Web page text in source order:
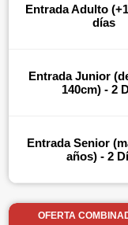
Entrada Adulto
días
Entrada Junior
140cm) - 2
Entrada Senior
años) - 2
OFERTA